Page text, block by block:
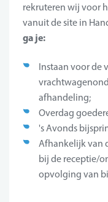
rekruteren wij voor
vanuit de site in
ga je:
Instaan voor de
afhandeling;
Overdag
's Avonds
Afhankelijk van
bij de receptie/
opvolging van